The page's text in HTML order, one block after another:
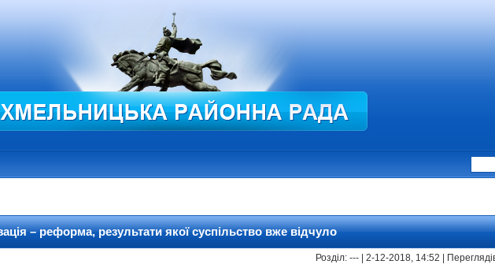
– реформа, результати якої суспільство вже відчуло
Розділ: --- | 2-12-2018, 14:52 |